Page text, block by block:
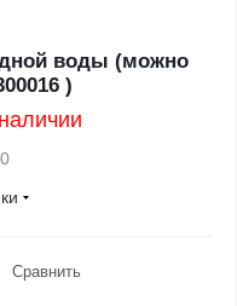
воды (можно
)
Сравнить